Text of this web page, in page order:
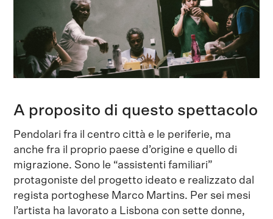
A proposito di questo spettacolo
Pendolari fra il centro città e le periferie, ma
anche fra il proprio paese d’origine e quello di
migrazione. Sono le “assistenti familiari”
protagoniste del progetto ideato e realizzato dal
regista portoghese Marco Martins. Per sei mesi
l’artista ha lavorato a Lisbona con sette donne,